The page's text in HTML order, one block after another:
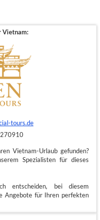
Vietnam:
tours.de
Vietnam-Urlaub gefunden?
Spezialisten für dieses
entscheiden, bei diesem
Angebote für Ihren perfekten